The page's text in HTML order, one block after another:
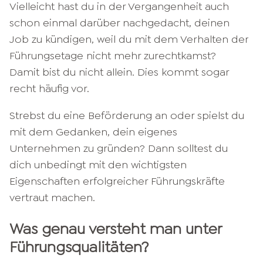
Vielleicht hast du in der Vergangenheit auch
schon einmal darüber nachgedacht, deinen
Job zu kündigen, weil du mit dem Verhalten der
Führungsetage nicht mehr zurechtkamst?
Damit bist du nicht allein. Dies kommt sogar
recht häufig vor.
Strebst du eine Beförderung an oder spielst du
mit dem Gedanken, dein eigenes
Unternehmen zu gründen? Dann solltest du
dich unbedingt mit den wichtigsten
Eigenschaften erfolgreicher Führungskräfte
vertraut machen.
Was genau versteht man unter
Führungsqualitäten?